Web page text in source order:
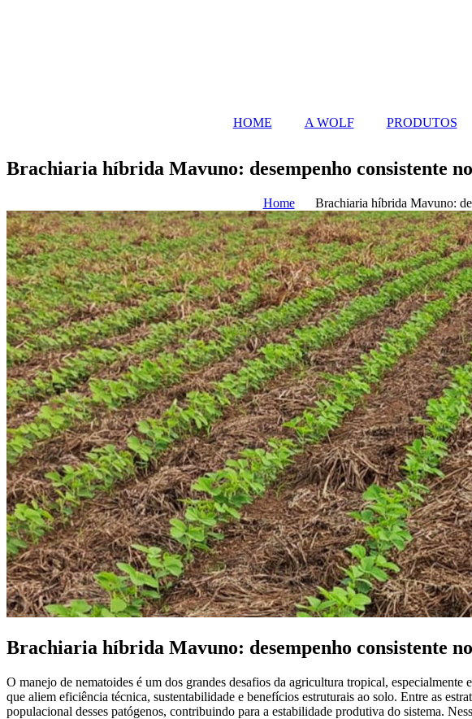
HOME A WOLF PRODUTOS
Brachiaria híbrida Mavuno: desempenho consistente
Home Brachiaria híbrida Mavuno:
Brachiaria híbrida Mavuno: desempenho consistente
O manejo de nematoides é um dos grandes desafios da agricultura tropical,
que aliem eficiência técnica, sustentabilidade e benefícios estruturais ao solo. Entre as
populacional desses patógenos, contribuindo para a estabilidade produtiva do sistema.